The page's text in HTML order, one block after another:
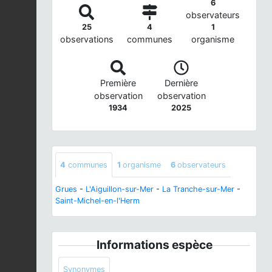
25
observations
4
communes
6
observateurs
1
organisme
Première
observation
1934
Dernière
observation
2025
4 communes 1 organisme 6 observateurs
Grues - L'Aiguillon-sur-Mer - La Tranche-sur-Mer -
Saint-Michel-en-l'Herm
Informations espèce
Synonymes